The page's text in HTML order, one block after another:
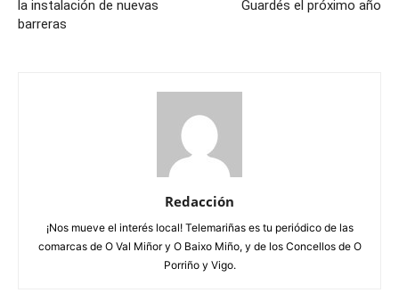
la instalación de nuevas
barreras
Guardés el próximo año
Redacción
¡Nos mueve el interés local! Telemariñas es tu periódico de las
comarcas de O Val Miñor y O Baixo Miño, y de los Concellos de O
Porriño y Vigo.